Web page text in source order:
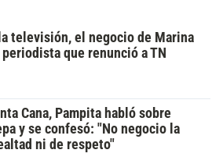
televisión, el negocio de Marina
que renunció a TN
Cana, Pampita habló sobre
y se confesó: "No negocio la
ni de respeto"